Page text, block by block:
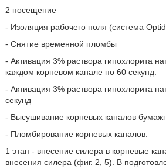
2 посещение
- Изоляция рабочего поля (система
- Снятие временной пломбы
- Активация 3% раствора гипохлорита
каждом корневом канале по 60 секунд.
- Активация 3% раствора гипохлорита
секунд
- Высушивание корневых каналов
- Пломбирование корневых каналов:
1 этап - внесение силера в корневые
внесения силера (фиг. 2, 5). В